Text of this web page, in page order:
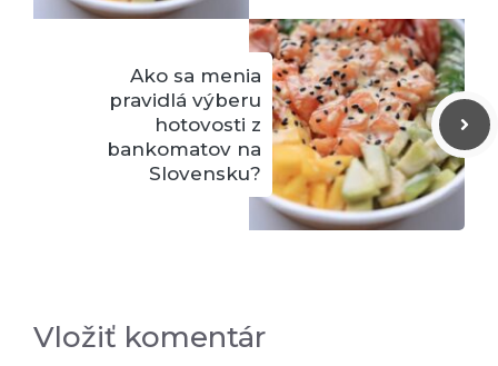
Ako sa menia
pravidlá výberu
hotovosti z
bankomatov na
Slovensku?
Vložiť komentár